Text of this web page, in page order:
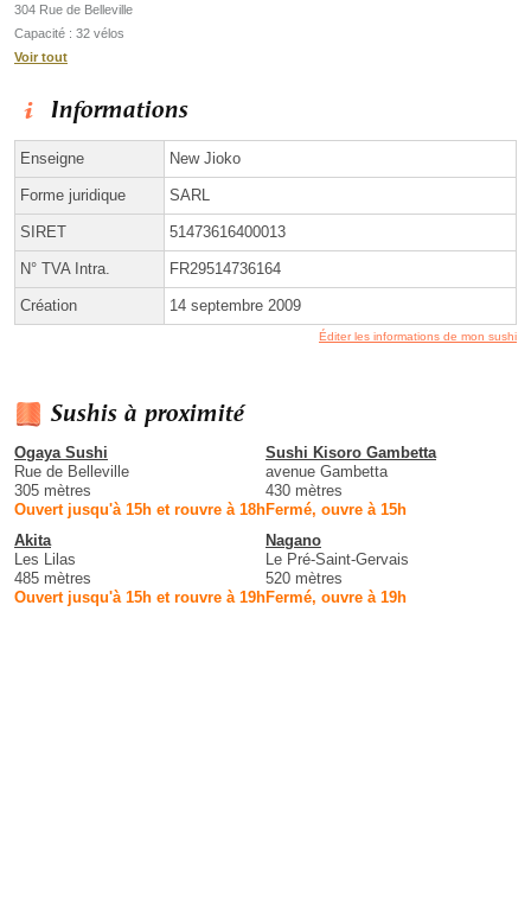
304 Rue de Belleville
Capacité : 32 vélos
Voir tout
Informations
Enseigne New Jioko
Forme juridique SARL
SIRET 51473616400013
N° TVA Intra. FR29514736164
Création 14 septembre 2009
Éditer les informations de mon sushi
Sushis à proximité
Ogaya Sushi
Rue de Belleville
305 mètres
Ouvert jusqu'à 15h et rouvre à 18h
Sushi Kisoro Gambetta
avenue Gambetta
430 mètres
Fermé, ouvre à 15h
Akita
Les Lilas
485 mètres
Ouvert jusqu'à 15h et rouvre à 19h
Nagano
Le Pré-Saint-Gervais
520 mètres
Fermé, ouvre à 19h